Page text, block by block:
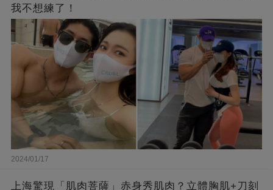
我不想練了！
2024/01/17
上海驚現「肌肉菩薩」赤身秀肌肉？立體胸肌+刀刻